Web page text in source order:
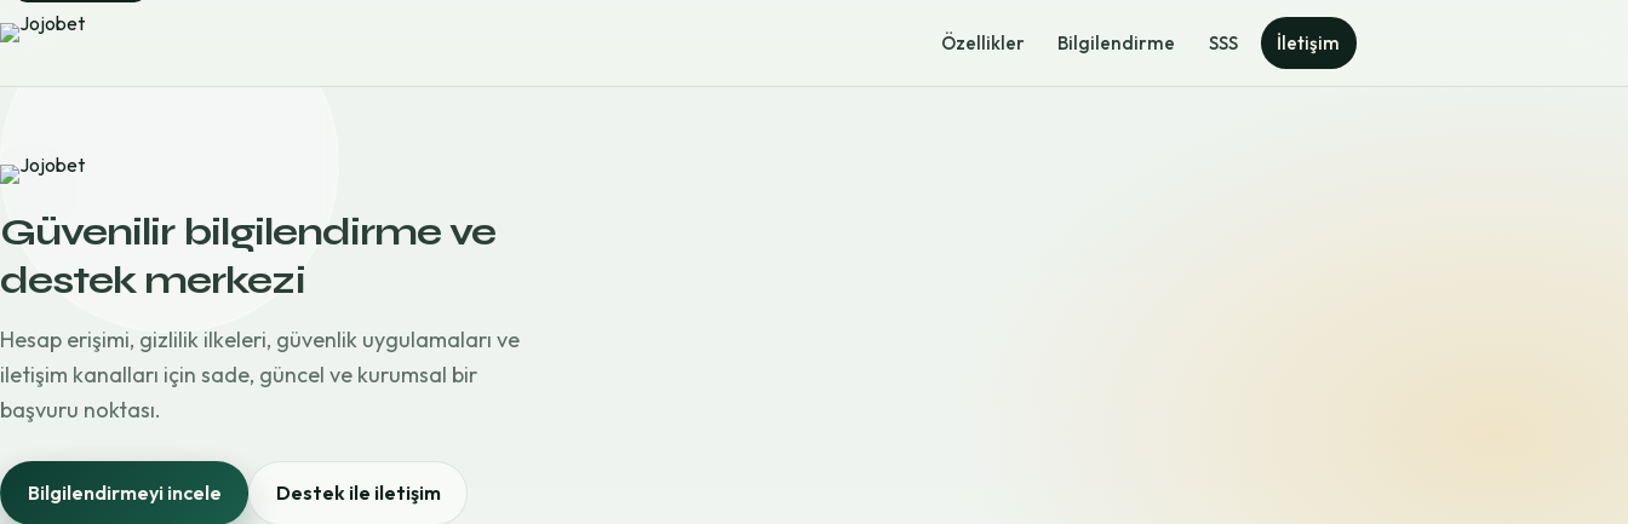
Özellikler Bilgilendirme SSS İletişim
Güvenilir bilgilendirme ve
destek merkezi
Hesap erişimi, gizlilik ilkeleri, güvenlik uygulamaları ve
iletişim kanalları için sade, güncel ve kurumsal bir
başvuru noktası.
Bilgilendirmeyi incele Destek ile iletişim